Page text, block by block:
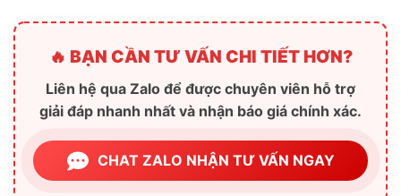
🔥 BẠN CẦN TƯ VẤN CHI TIẾT HƠN?
Liên hệ qua Zalo để được chuyên viên hỗ trợ
giải đáp nhanh nhất và nhận báo giá chính xác.
CHAT ZALO NHẬN TƯ VẤN NGAY